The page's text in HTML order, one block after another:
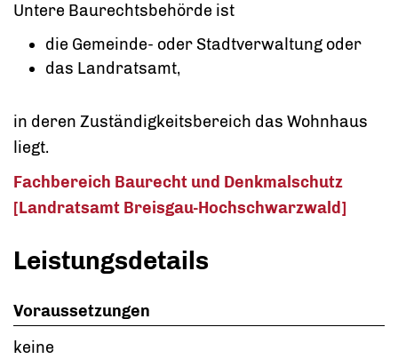
Untere Baurechtsbehörde ist
die Gemeinde- oder Stadtverwaltung oder
das Landratsamt,
in deren Zuständigkeitsbereich das Wohnhaus
liegt.
Fachbereich Baurecht und Denkmalschutz
[Landratsamt Breisgau-Hochschwarzwald]
Leistungsdetails
Voraussetzungen
keine